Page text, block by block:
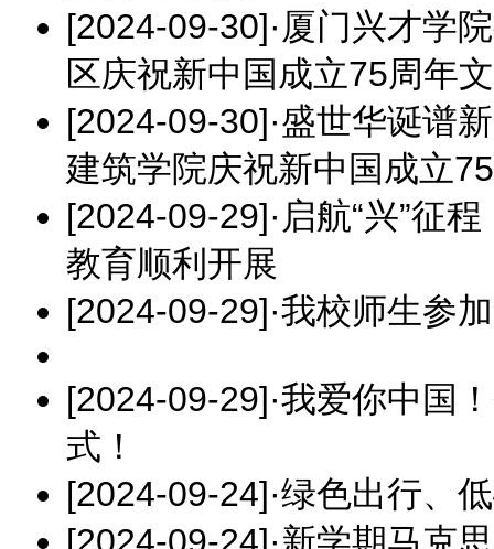
[2024-09-30]· 厦门兴才学
区庆祝新中国成立75周年
[2024-09-30]·盛世华诞谱
建筑学院庆祝新中国成立
[2024-09-29]· 启航“兴”征
教育顺利开展
[2024-09-29]·我校师生参
[2024-09-29]·我爱你中国
式！
[2024-09-24]·绿色出行、